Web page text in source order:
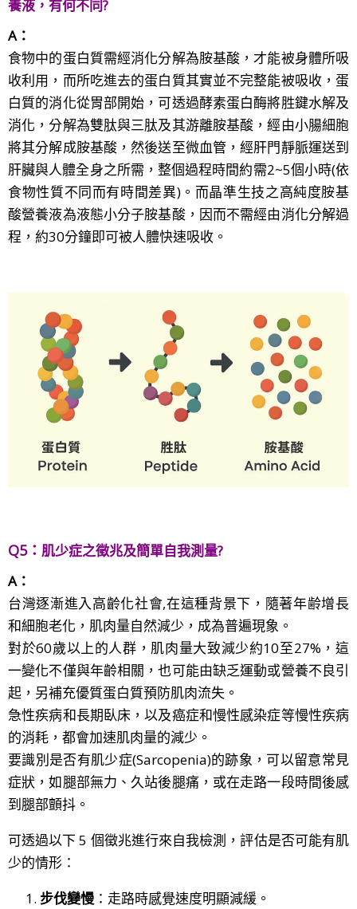
養液，有何不同?
A：
食物中的蛋白質需經消化分解為胺基酸，才能被身體所吸
收利用，而所吃進去的蛋白質其實並不完整能被吸收，蛋
白質的消化從胃部開始，可透過酵素蛋白酶將胜鍵水解及
消化，分解為雙肽與三肽及其游離胺基酸，經由小腸細胞
將其分解成胺基酸，然後送至微血管，經肝門靜脈運送到
肝臟與人體全身之所需，整個過程時間約需2~5個小時(依
食物性質不同而有時間差異)。而晶準生技之高純度胺基
酸營養液為液態小分子胺基酸，因而不需經由消化分解過
程，約30分鐘即可被人體快速吸收。
Q5： 肌少症之徵兆及簡單自我測量?
A：
台灣逐漸進入高齡化社會,在這種背景下，隨著年齢增長
和細胞老化，肌肉量自然減少，成為普遍現象。
對於60歲以上的人群，肌肉量大致減少約10至27%，這
一變化不僅與年齡相關，也可能由缺乏運動或營養不良引
起，另補充優質蛋白質預防肌肉流失。
急性疾病和長期臥床，以及癌症和慢性感染症等慢性疾病
的消耗，都會加速肌肉量的減少。
要識別是否有肌少症(Sarcopenia)的跡象，可以留意常見
症狀，如腿部無力、久站後腿痛，或在走路一段時間後感
到腿部顫抖。
可透過以下 5 個徵兆進行來自我檢測，評估是否可能有肌
少的情形：
步伐變慢 ：走路時感覺速度明顯減緩。